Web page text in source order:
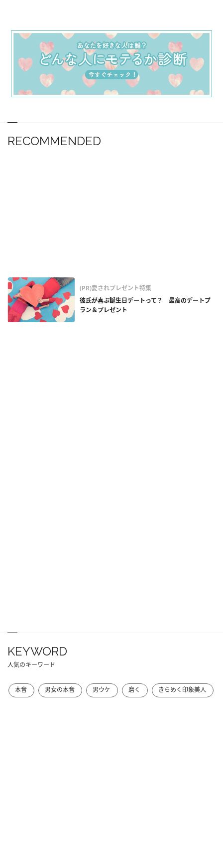
RECOMMENDED
(PR)愛されプレゼント特集
彼氏が喜ぶ誕生日デートって？ 最高のデートプ
ラン＆プレゼント
KEYWORD
人気のキーワード
本音 男女の本音 男ウケ 磨く きらめく印象美人